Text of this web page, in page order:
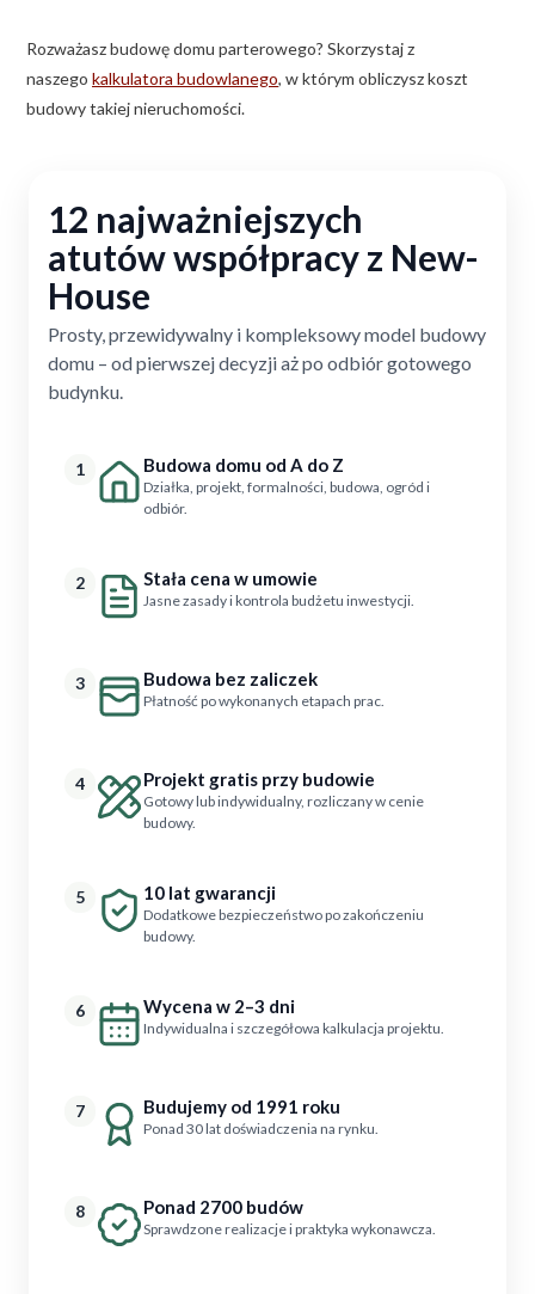
Rozważasz budowę domu parterowego? Skorzystaj z
naszego kalkulatora budowlanego, w którym obliczysz koszt
budowy takiej nieruchomości.
12 najważniejszych
atutów współpracy z New-
House
Prosty, przewidywalny i kompleksowy model budowy
domu – od pierwszej decyzji aż po odbiór gotowego
budynku.
1 Budowa domu od A do Z
Działka, projekt, formalności, budowa, ogród i
odbiór.
2 Stała cena w umowie
Jasne zasady i kontrola budżetu inwestycji.
3 Budowa bez zaliczek
Płatność po wykonanych etapach prac.
4 Projekt gratis przy budowie
Gotowy lub indywidualny, rozliczany w cenie
budowy.
5 10 lat gwarancji
Dodatkowe bezpieczeństwo po zakończeniu
budowy.
6 Wycena w 2–3 dni
Indywidualna i szczegółowa kalkulacja projektu.
7 Budujemy od 1991 roku
Ponad 30 lat doświadczenia na rynku.
8 Ponad 2700 budów
Sprawdzone realizacje i praktyka wykonawcza.